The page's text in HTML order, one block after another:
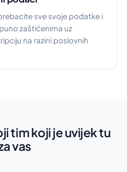
sve svoje podatke i
zaštićenima uz
na razini poslovnih
tim koji je uvijek tu
vas